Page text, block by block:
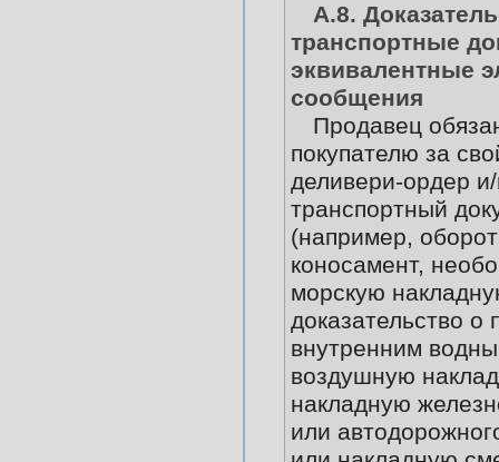
А.8.
транспортные
эквивалентные
сообщения
Продавец
покупателю за
деливери-ордер
транспортный
(например,
коносамент,
морскую
доказательство о
внутренним
воздушную
накладную
или